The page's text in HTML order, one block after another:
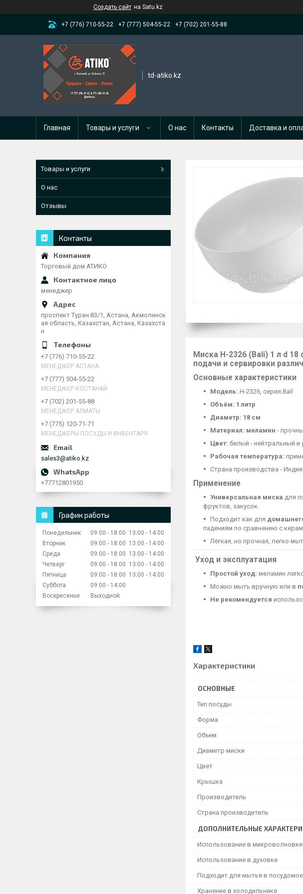
Создать сайт на Satu.kz
+7 (776) 710-55-22 +7 (777) 504-55-22 +7 (702) 201-55-88
td-atiko.kz
Главная Товары и услуги О нас Контакты Доставка и
Миска H-2326 (Bali) 1 л d
подачи и сервировки
Основные характеристики
Модель: H-2326, серия Bali
Объём: 1 литр
Диаметр: 18 см
Материал: меламин -
Цвет: белый - нейтральный и
Рабочая температура:
Страна производства - Индия
Применение
Универсальная миска для
фруктов, закусок.
Подходит как для
падениям по сравнению с
Лёгкая, но прочная, легко
Уход и эксплуатация
Простой уход: меламин
Можно мыть вручную или в
Не рекомендуется
Характеристики
ОСНОВНЫЕ
Тип посуды
Форма
Объем
Диаметр миски
Цвет
Крышка
Производитель
Страна производитель
ДОПОЛНИТЕЛЬНЫЕ
Использование в микроволновке
Использование в духовке
Подходит для мытья в
Хранение в холодильнике
Товары и услуги
О нас
Отзывы
Контакты
Торговый дом АТИКО
менеджер
проспект Туран 83/1, Астана, Акмолинск
ая область, Казахстан, Астана, Казахста
н
+7 (776) 710-55-22
МЕНЕДЖЕР АСТАНА
+7 (777) 504-55-22
МЕНЕДЖЕР КОСТАНАЙ
+7 (702) 201-55-88
МЕНЕДЖЕР АЛМАТЫ
+7 (775) 120-71-71
МЕНЕДЖЕРЫ ПОСУДЫ И ИНВЕНТАРЯ
sales3@atiko.kz
+77712801950
График работы
Понедельник 09:00 18:00 13:00
14:00
Вторник
09:00 18:00 13:00
14:00
Среда
09:00 18:00 13:00
14:00
Четверг
09:00 18:00 13:00
14:00
Пятница
09:00 18:00 13:00
14:00
Суббота
09:00
14:00
Воскресенье
Выходной